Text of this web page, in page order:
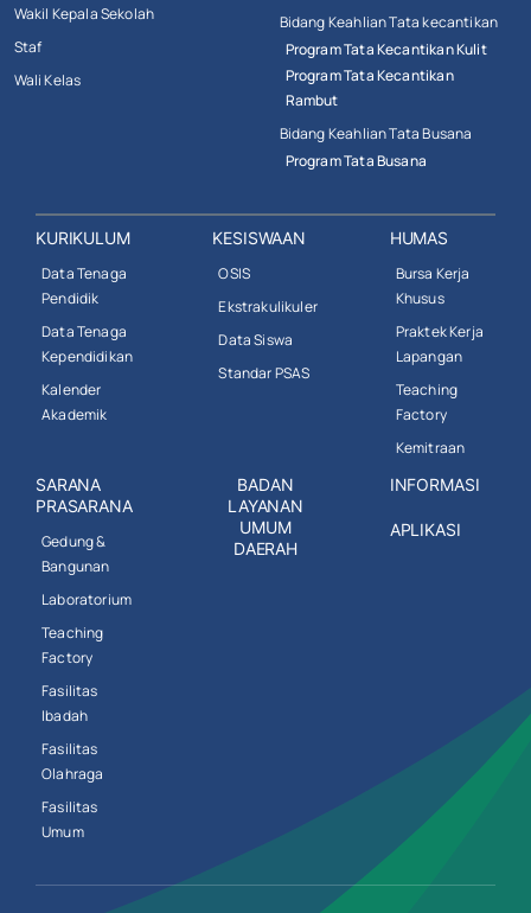
Wakil Kepala Sekolah
Staf
Wali Kelas
Bidang Keahlian Tata kecantikan
Program Tata Kecantikan Kulit
Program Tata Kecantikan
Rambut
Bidang Keahlian Tata Busana
Program Tata Busana
KURIKULUM
Data Tenaga
Pendidik
Data Tenaga
Kependidikan
Kalender
Akademik
KESISWAAN
OSIS
Ekstrakulikuler
Data Siswa
Standar PSAS
HUMAS
Bursa Kerja
Khusus
Praktek Kerja
Lapangan
Teaching
Factory
Kemitraan
SARANA
PRASARANA
Gedung &
Bangunan
Laboratorium
Teaching
Factory
Fasilitas
Ibadah
Fasilitas
Olahraga
Fasilitas
Umum
BADAN
LAYANAN
UMUM
DAERAH
INFORMASI
APLIKASI